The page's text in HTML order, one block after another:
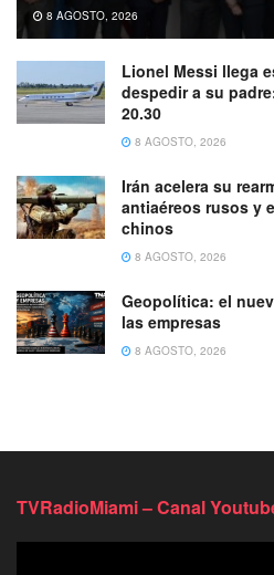
8 AGOSTO, 2026
Lionel Messi llega
despedir a su
20.30
8 AGOSTO, 2026
Irán acelera su
antiaéreos rusos y
chinos
8 AGOSTO, 2026
Geopolítica: el
las empresas
8 AGOSTO, 2026
TVRadioMiami – Canal